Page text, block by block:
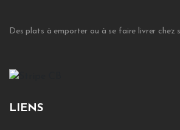
Des plats à emporter ou à se faire livrer chez
LIENS